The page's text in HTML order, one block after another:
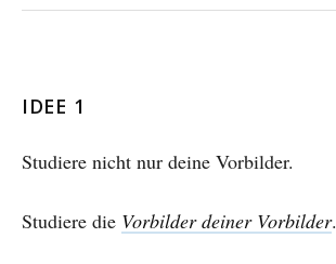
IDEE 1
Studiere nicht nur deine Vorbilder.
Studiere die Vorbilder deiner Vorbilder.